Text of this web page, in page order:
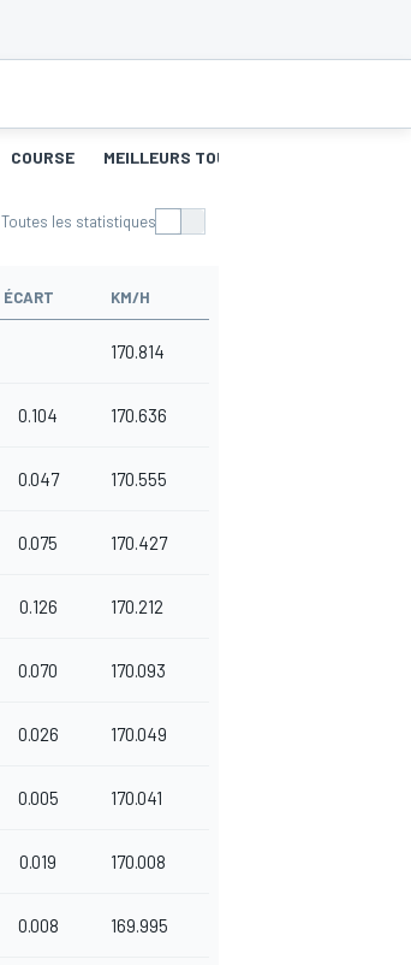
COURSE MEILLEURS TOURS 1
Toutes les statistiques
ÉCART KM/H
170.814
0.104 170.636
0.047 170.555
0.075 170.427
0.126 170.212
0.070 170.093
0.026 170.049
0.005 170.041
0.019 170.008
0.008 169.995